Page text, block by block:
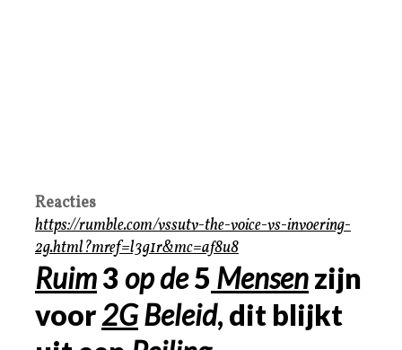
Reacties
https://rumble.com/vssutv-the-voice-vs-invoering-
2g.html?mref=l3g1r&mc=af8u8
Ruim3op de5 Mensenzijn
voor2GBeleid, dit blijkt